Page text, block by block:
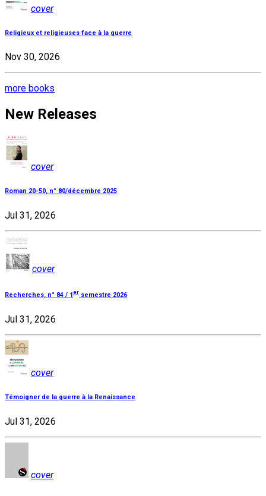
cover
Religieux et religieuses face à la guerre
Nov 30, 2026
more books
New Releases
cover
Roman 20-50, n° 80/décembre 2025
Jul 31, 2026
cover
Recherches, n° 84 / 1er semestre 2026
Jul 31, 2026
cover
Témoigner de la guerre à la Renaissance
Jul 31, 2026
cover